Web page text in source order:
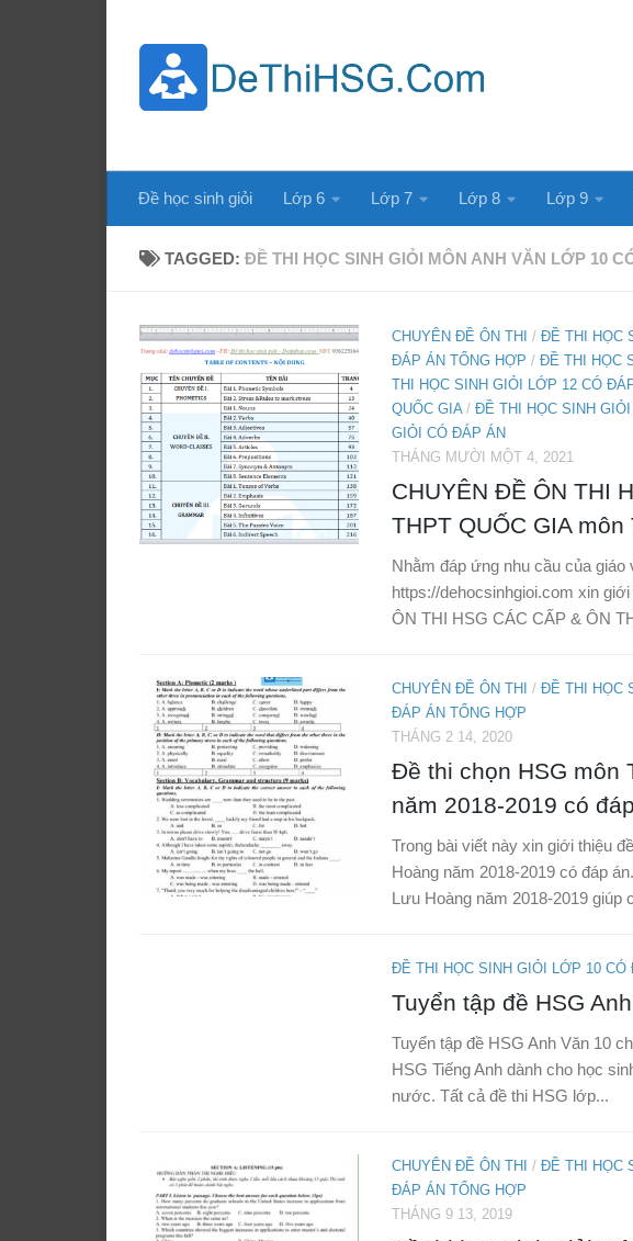
Đề học sinh giỏi Lớp 6 Lớp 7 Lớp 8 Lớp 9
TAGGED:ĐỀ THI HỌC SINH GIỎI MÔN ANH VĂN LỚP 10
CHUYÊN ĐỀ ÔN THI / ĐỀ THI HỌC
ĐÁP ÁN TỔNG HỢP / ĐỀ THI HỌC
THI HỌC SINH GIỎI LỚP 12 CÓ
QUỐC GIA/ ĐỀ THI HỌC SINH GIỎI
GIỎI CÓ ĐÁP ÁN
THÁNG MƯỜI MỘT 4, 2021
CHUYÊN ĐỀ ÔN THI
THPT QUỐC GIA môn
Nhằm đáp ứng nhu cầu của
https://dehocsinhgioi.com xin
ÔN THI HSG CÁC CẤP & ÔN
CHUYÊN ĐỀ ÔN THI / ĐỀ THI HỌC
ĐÁP ÁN TỔNG HỢP
THÁNG 2 14, 2020
Đề thi chọn HSG môn
năm 2018-2019 có
Trong bài viết này xin giới thiệu
Hoàng năm 2018-2019 có đáp
Lưu Hoàng năm 2018-2019 giúp
ĐỀ THI HỌC SINH GIỎI LỚP 10 CÓ
Tuyển tập đề HSG
Tuyển tập đề HSG Anh Văn 10
HSG Tiếng Anh dành cho học
nước. Tất cả đề thi HSG lớp...
CHUYÊN ĐỀ ÔN THI / ĐỀ THI HỌC
ĐÁP ÁN TỔNG HỢP
THÁNG 9 13, 2019